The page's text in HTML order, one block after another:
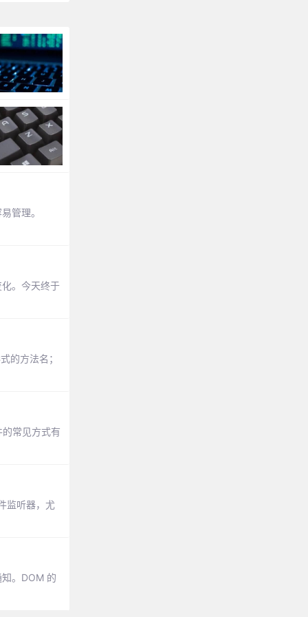
管理。
。今天终于
的方法名；
常见方式有
监听器，尤
。DOM 的